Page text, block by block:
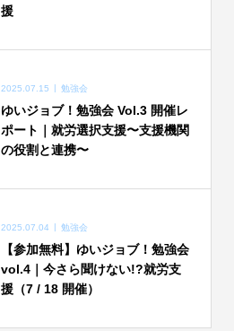
援
2025.07.15 勉強会
ゆいジョブ！勉強会 Vol.3 開催レ
ポート｜就労選択支援〜支援機関
の役割と連携〜
2025.07.04 勉強会
【参加無料】ゆいジョブ！勉強会
vol.4｜今さら聞けない!?就労支
援（7 / 18 開催）